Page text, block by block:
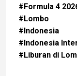
#Formula 4
#Lombo
#Indonesia
#Indonesia
#Liburan di